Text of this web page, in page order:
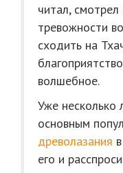
читал,
тревожности
сходить на
волшебное.
Уже несколько
основным
древолазания
его и